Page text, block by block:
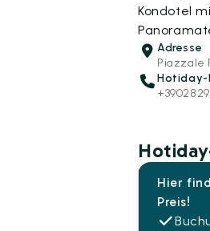
Kondotel
Adresse
Piazzale
Hotiday-
Hier
Preis!